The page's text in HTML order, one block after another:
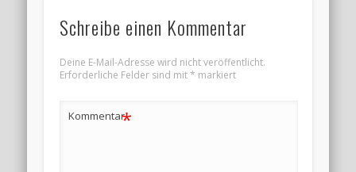
Schreibe einen Kommentar
Deine E-Mail-Adresse wird nicht veröffentlicht.
Erforderliche Felder sind mit* markiert
Kommentar*